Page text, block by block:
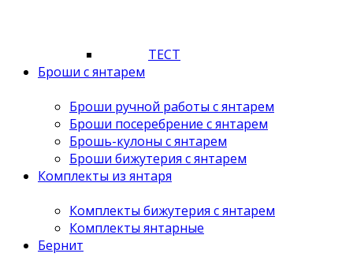
ТЕСТ
Броши с янтарем
Броши ручной работы с янтарем
Броши посеребрение с янтарем
Брошь-кулоны с янтарем
Броши бижутерия с янтарем
Комплекты из янтаря
Комплекты бижутерия с янтарем
Комплекты янтарные
Бернит